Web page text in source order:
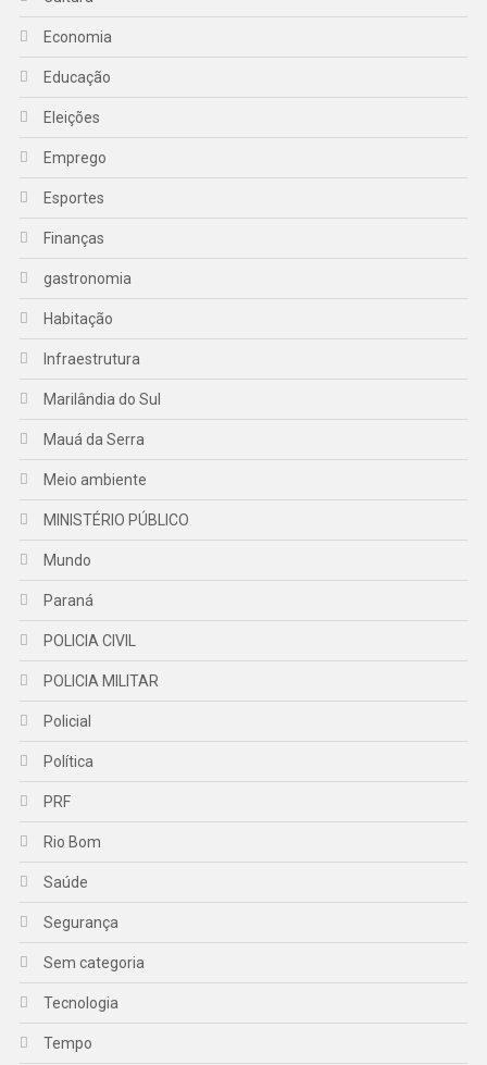
Economia
Educação
Eleições
Emprego
Esportes
Finanças
gastronomia
Habitação
Infraestrutura
Marilândia do Sul
Mauá da Serra
Meio ambiente
MINISTÉRIO PÚBLICO
Mundo
Paraná
POLICIA CIVIL
POLICIA MILITAR
Policial
Política
PRF
Rio Bom
Saúde
Segurança
Sem categoria
Tecnologia
Tempo